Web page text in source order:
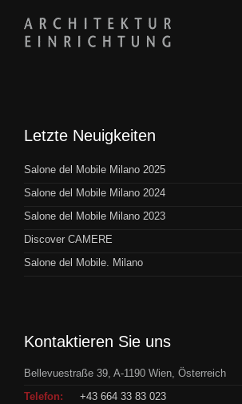
Letzte Neuigkeiten
Salone del Mobile Milano 2025
Salone del Mobile Milano 2024
Salone del Mobile Milano 2023
Discover CAMERE
Salone del Mobile. Milano
Kontaktieren Sie uns
Bellevuestraße 39, A-1190 Wien, Österreich
Telefon:
+43 664 33 83 023